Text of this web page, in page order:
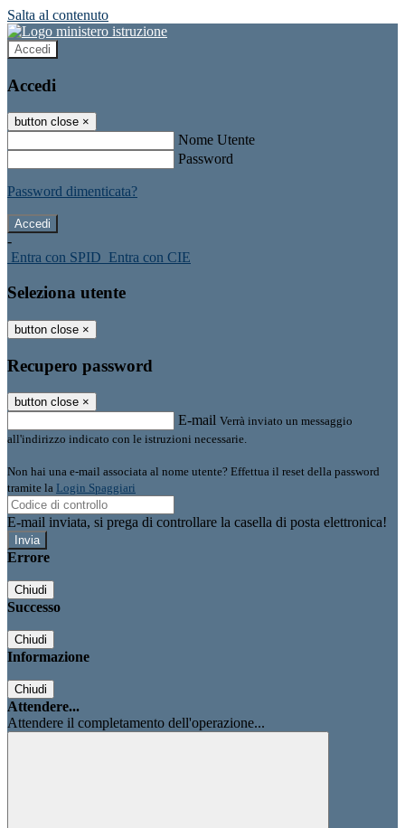
Salta al contenuto
Accedi
Accedi
button close ×
Nome Utente
Password
Password dimenticata?
-
Entra con SPID Entra con CIE
Seleziona utente
button close ×
Recupero password
button close ×
E-mail Verrà inviato un messaggio
all'indirizzo indicato con le istruzioni necessarie.
Non hai una e-mail associata al nome utente? Effettua il reset della password
tramite la Login Spaggiari
E-mail inviata, si prega di controllare la casella di posta elettronica!
Errore
Chiudi
Successo
Chiudi
Informazione
Chiudi
Attendere...
Attendere il completamento dell'operazione...